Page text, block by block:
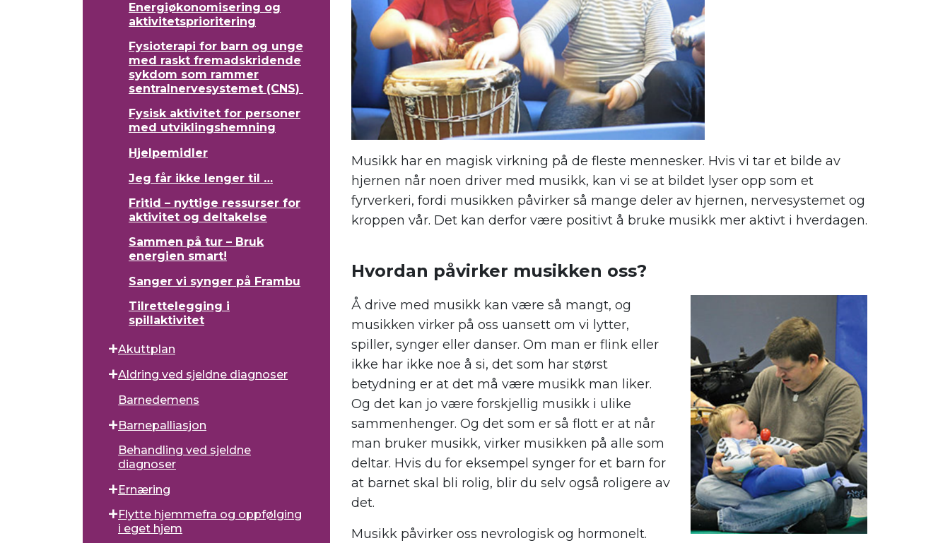
Energiøkonomisering og
aktivitetsprioritering
Fysioterapi for barn og unge
med raskt fremadskridende
sykdom som rammer
sentralnervesystemet (CNS)
Fysisk aktivitet for personer
med utviklingshemning
Hjelpemidler
Jeg får ikke lenger til …
Fritid – nyttige ressurser for
aktivitet og deltakelse
Sammen på tur – Bruk
energien smart!
Sanger vi synger på Frambu
Tilrettelegging i
spillaktivitet
Akuttplan
Aldring ved sjeldne diagnoser
Barnedemens
Barnepalliasjon
Behandling ved sjeldne
diagnoser
Ernæring
Flytte hjemmefra og oppfølging
i eget hjem
Musikk har en magisk virkning på de fleste mennesker. Hvis vi tar et bilde av
hjernen når noen driver med musikk, kan vi se at bildet lyser opp som et
fyrverkeri, fordi musikken påvirker så mange deler av hjernen, nervesystemet og
kroppen vår. Det kan derfor være positivt å bruke musikk mer aktivt i hverdagen.
Hvordan påvirker musikken oss?
Å drive med musikk kan være så mangt, og
musikken virker på oss uansett om vi lytter,
spiller, synger eller danser. Om man er flink eller
ikke har ikke noe å si, det som har størst
betydning er at det må være musikk man liker.
Og det kan jo være forskjellig musikk i ulike
sammenhenger. Og det som er så flott er at når
man bruker musikk, virker musikken på alle som
deltar. Hvis du for eksempel synger for et barn for
at barnet skal bli rolig, blir du selv også roligere av
det.
Musikk påvirker oss nevrologisk og hormonelt.